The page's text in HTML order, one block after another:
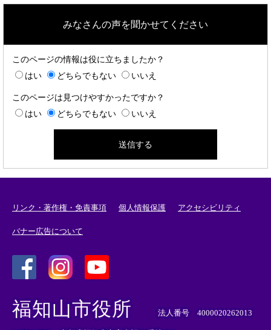
みなさんの声を聞かせてください
このページの情報は役に立ちましたか？
はい
どちらでもない いいえ
このページは見つけやすかったですか？
はい
どちらでもない いいえ
リンク・著作権・免責事項 個人情報保護 アクセシビリティ
バナー広告について
外
部
リ
外
リ
外
部
福知山市役所 法人番号 4000020262013